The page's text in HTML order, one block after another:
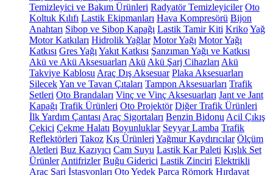
Temizleyici ve Bakım Ürünleri Radyatör Temizleyiciler Oto
Koltuk Kılıfı Lastik Ekipmanları Hava Kompresörü Bijon
Anahtarı Sibop ve Sibop Kapağı Lastik Tamir Kiti KrikoYağ
Motor Katkıları Hidrolik Yağlar Motor Yağı Motor Yağı
Katkısı Gres Yağı Yakıt Katkısı Şanzıman Yağı ve Katkısı
Akü ve Akü Aksesuarları Akü Akü Şarj Cihazları Akü
Takviye Kablosu Araç Dış Aksesuar Plaka Aksesuarları
SilecekYan ve Tavan Çıtaları Tampon Aksesuarları Trafik
Setleri Oto Brandaları Vinç ve Vinç Aksesuarları Jant ve Jant
Kapağı Trafik Ürünleri Oto Projektör Diğer Trafik Ürünleri
İlk Yardım Çantası Araç Sigortaları Benzin Bidonu Acil Çıkış
Çekici Çekme Halatı Boyunluklar Seyyar Lamba Trafik
Reflektörleri Takoz Kış Ürünleri Yağmur Kaydırıcılar Ölçüm
Aletleri Buz Kazıyıcı Cam Suyu Lastik Kar Paleti Kışlık Set
Ürünler Antifrizler Buğu Giderici Lastik Zinciri Elektrikli
Araç Şarj İstasyonları Oto Yedek Parça Römork Hırdavat